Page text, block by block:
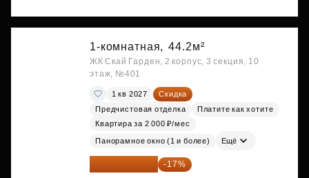
1-комнатная, 44.2м²
ЖК Скай Гарден, 2 корпус, 3 секция, 10
этаж, №401
1 кв 2027
Скидка
Предчистовая отделка
Платите как хотите
Квартира за 2 000 ₽/мес
Панорамное окно (1 и более) Ещё
20 122 271 ₽ -17%